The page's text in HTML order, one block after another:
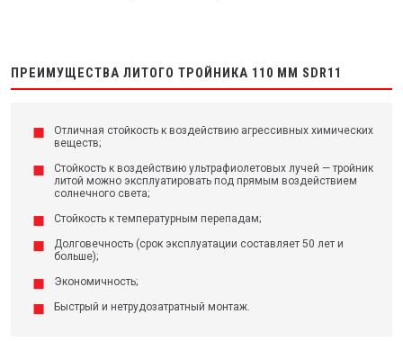
ПРЕИМУЩЕСТВА ЛИТОГО ТРОЙНИКА 110 ММ SDR11
Отличная стойкость к воздействию агрессивных химических
веществ;
Стойкость к воздействию ультрафиолетовых лучей — тройник
литой можно эксплуатировать под прямым воздействием
солнечного света;
Стойкость к температурным перепадам;
Долговечность (срок эксплуатации составляет 50 лет и
больше);
Экономичность;
Быстрый и нетрудозатратный монтаж.